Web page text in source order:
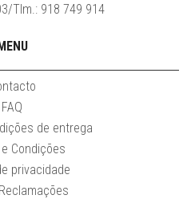
Tlm.: 918 749 914
FAQ
de entrega
Condições
privacidade